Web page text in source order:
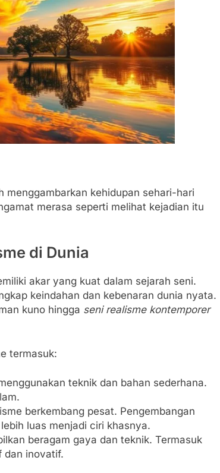
menggambarkan kehidupan sehari-hari
merasa seperti melihat kejadian itu
di Dunia
akar yang kuat dalam sejarah seni.
keindahan dan kebenaran dunia nyata.
kuno hingga seni realisme kontemporer
termasuk:
teknik dan bahan sederhana.
berkembang pesat. Pengembangan
luas menjadi ciri khasnya.
beragam gaya dan teknik. Termasuk
dan inovatif.